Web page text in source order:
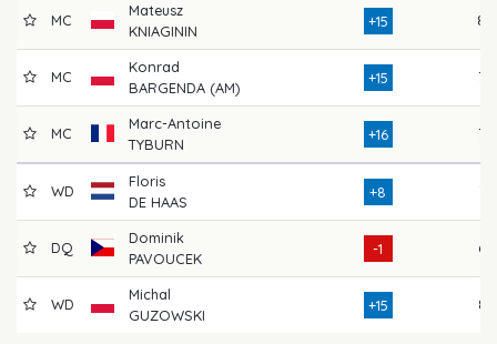
MC
Mateusz
KNIAGININ
+15 80
MC
Konrad
BARGENDA (AM)
+15 79
MC
Marc-Antoine
TYBURN
+16 79
WD
Floris
DE HAAS
+8 75
DQ
Dominik
PAVOUCEK
-1 68
WD
Michal
GUZOWSKI
+15 85